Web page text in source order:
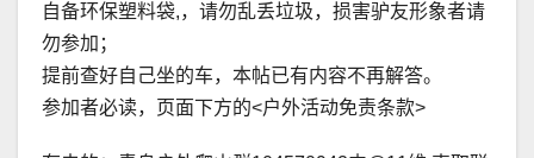
自备环保塑料袋,，请勿乱丢垃圾，损害驴友形象者请
勿参加；
提前查好自己坐的车，本帖已有内容不再解答。
参加者必读，页面下方的<户外活动免责条款>